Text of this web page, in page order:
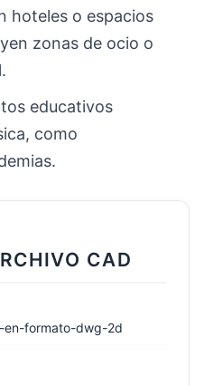
hoteles o espacios
zonas de ocio o
educativos
como
CAD
en-formato-dwg-2d